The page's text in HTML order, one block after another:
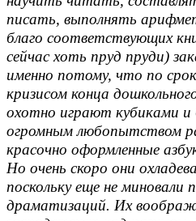
писать, выполнять
благо соответствующих
сейчас хоть пруд пруди)
именно потому, что по
кризисом конца
охотно играют кубиками
огромным любопытством
красочно оформленные
Но очень скоро они
поскольку еще не миновали
драматизаций. Их